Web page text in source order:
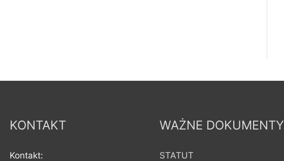
KONTAKT
Kontakt:
WAŻNE DOKUMENTY
STATUT